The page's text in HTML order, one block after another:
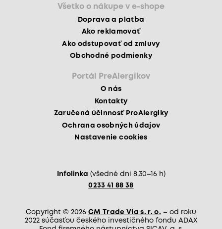
Všetko o nákupe v e-shope
Doprava a platba
Ako reklamovať
Ako odstupovať od zmluvy
Obchodné podmienky
Portál PreAlergikov
O nás
Kontakty
Zaručená účinnosť ProAlergiky
Ochrana osobných údajov
Nastavenie cookies
Infolinka (všedné dni 8.30–16 h)
0233 41 88 38
Copyright © 2026 CM Trade Via s. r. o. – od roku
2022 súčasťou českého investičného fondu ADAX